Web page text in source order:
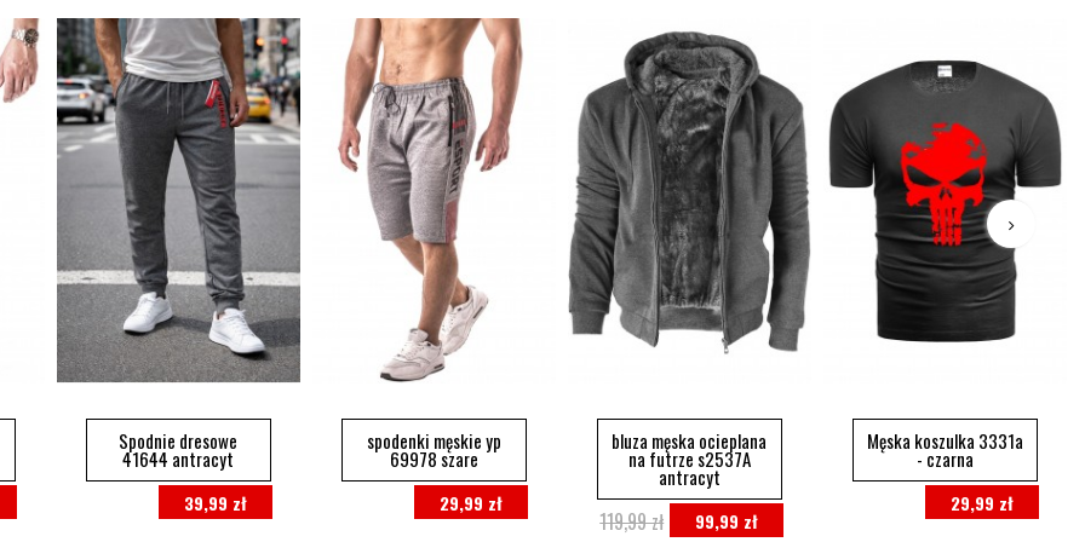
Spodnie dresowe
41644 antracyt
39,99 zł
spodenki męskie yp
69978 szare
29,99 zł
bluza męska ocieplana
na futrze s2537A
antracyt
99,99 zł
119,99 zł
Męska koszulka 3331a
- czarna
29,99 zł